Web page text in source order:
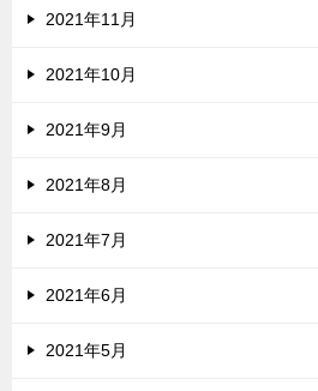
2021年11月
2021年10月
2021年9月
2021年8月
2021年7月
2021年6月
2021年5月